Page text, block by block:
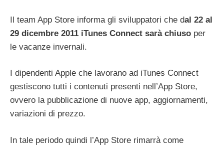
Il team App Store informa gli sviluppatori che dal 22 al
29 dicembre 2011 iTunes Connect sarà chiuso per
le vacanze invernali.
I dipendenti Apple che lavorano ad iTunes Connect
gestiscono tutti i contenuti presenti nell’App Store,
ovvero la pubblicazione di nuove app, aggiornamenti,
variazioni di prezzo.
In tale periodo quindi l’App Store rimarrà come